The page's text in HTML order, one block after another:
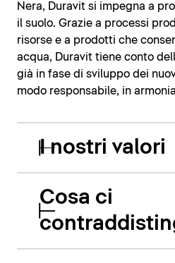
Nera, Duravit si impegna a
il suolo. Grazie a processi
risorse e a prodotti che
acqua, Duravit tiene conto
già in fase di sviluppo dei
modo responsabile, in
I nostri valori
Cosa ci